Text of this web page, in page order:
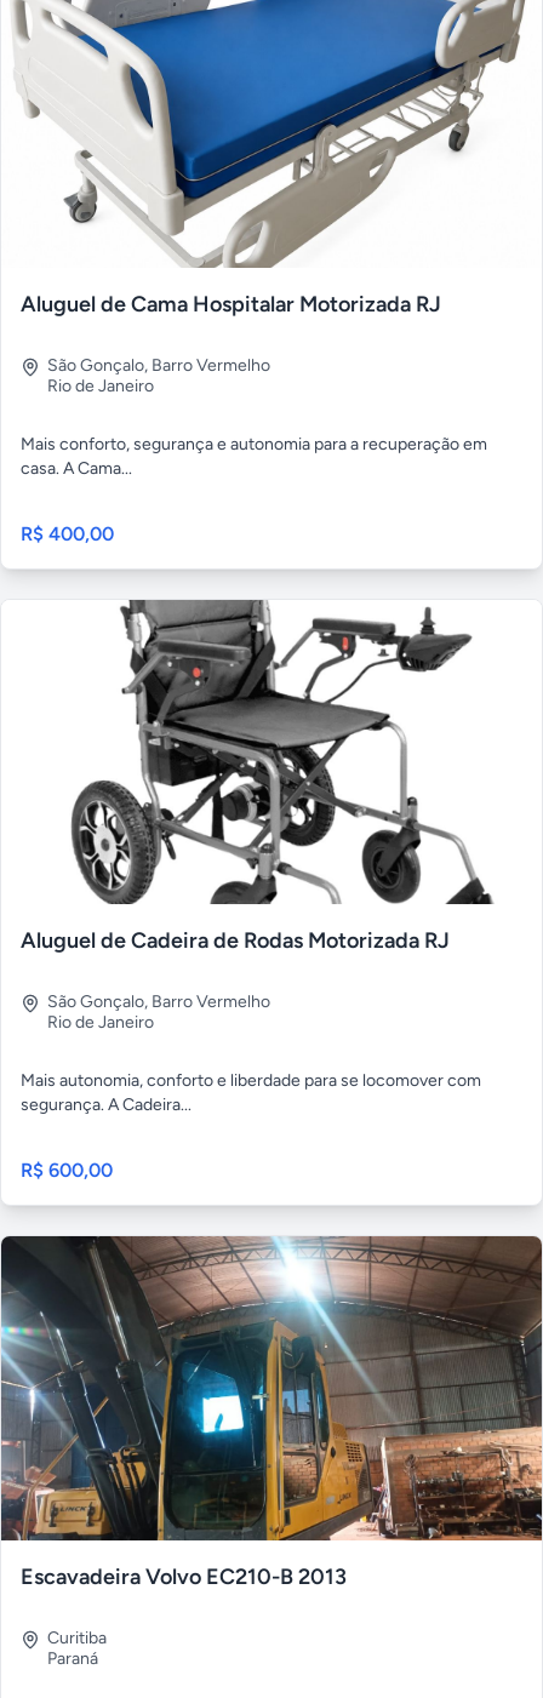
Aluguel de Cama Hospitalar Motorizada RJ
São Gonçalo, Barro Vermelho
Rio de Janeiro
Mais conforto, segurança e autonomia para a recuperação em
casa. A Cama...
R$ 400,00
Aluguel de Cadeira de Rodas Motorizada RJ
São Gonçalo, Barro Vermelho
Rio de Janeiro
Mais autonomia, conforto e liberdade para se locomover com
segurança. A Cadeira...
R$ 600,00
Escavadeira Volvo EC210-B 2013
Curitiba
Paraná